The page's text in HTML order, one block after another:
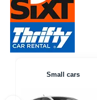
Small cars